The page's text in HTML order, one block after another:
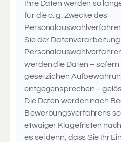
Ihre Daten werden so
für die o. g. Zwecke des
Sie der
werden die Daten –
gesetzlichen
entgegensprechen –
Die Daten werden nach
Bewerbungsverfahrens
etwaiger Klagefristen
es sei denn, dass Sie Ihr